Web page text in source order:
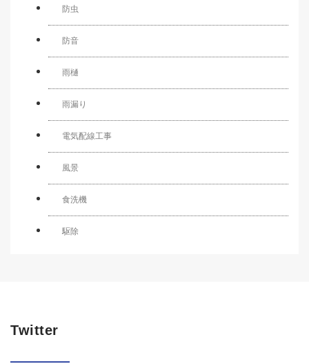
防虫
防音
雨樋
雨漏り
電気配線工事
風景
食洗機
駆除
Twitter